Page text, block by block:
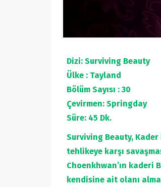
Dizi: Surviving Beauty
Ülke : Tayland
Bölüm Sayısı : 30
Çevirmen: Springday
Süre: 45 Dk.
Surviving Beauty,
tehlikeye karşı
Choenkhwan’ın kaderi
kendisine ait olanı